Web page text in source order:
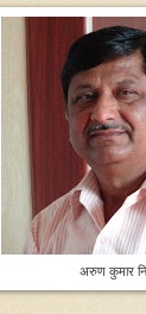
अरुण कुमार